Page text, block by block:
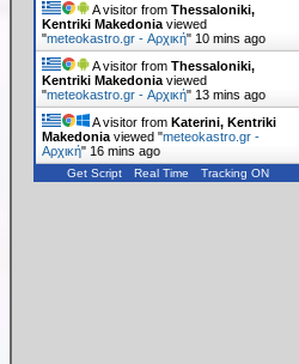
A visitor fromThessaloniki,
Kentriki Makedonia viewed
"meteokastro.gr - Αρχική" 10 mins ago
A visitor fromThessaloniki,
Kentriki Makedonia viewed
"meteokastro.gr - Αρχική" 13 mins ago
A visitor fromKaterini, Kentriki
Makedonia viewed "meteokastro.gr -
Αρχική" 16 mins ago
Get Script Real Time Tracking ON